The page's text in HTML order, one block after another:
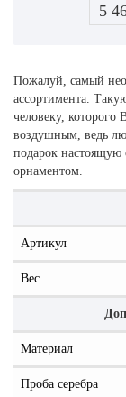
5
Пожалуй, самый
ассортимента.
человеку, которого
воздушным, ведь
подарок настоящую
орнаментом.
Артикул
Вес
Материал
Проба серебра